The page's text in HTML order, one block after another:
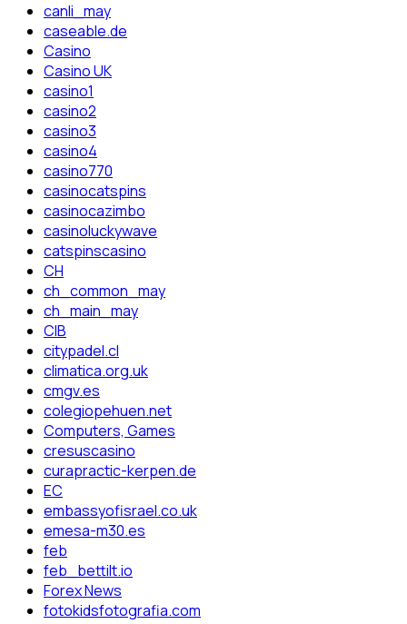
canli_may
caseable.de
Casino
Casino UK
casino1
casino2
casino3
casino4
casino770
casinocatspins
casinocazimbo
casinoluckywave
catspinscasino
CH
ch_common_may
ch_main_may
CIB
citypadel.cl
climatica.org.uk
cmgv.es
colegiopehuen.net
Computers, Games
cresuscasino
curapractic-kerpen.de
EC
embassyofisrael.co.uk
emesa-m30.es
feb
feb_bettilt.io
Forex News
fotokidsfotografia.com